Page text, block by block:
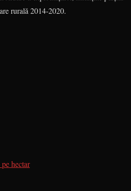
rurală 2014-2020.
hectar